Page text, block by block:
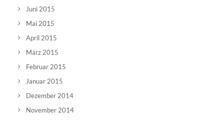
Juni 2015
Mai 2015
April 2015
März 2015
Februar 2015
Januar 2015
Dezember 2014
November 2014